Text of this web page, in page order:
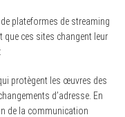
plateformes de streaming
ces sites changent leur
protègent les œuvres des
d’adresse. En
de la communication